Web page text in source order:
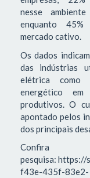
nesse
enquanto 45%
mercado cativo.
Os dados
das indústrias
elétrica como
energético em
produtivos. O
apontado pelos
dos principais
pesquisa:
f43e-435f-83e2-